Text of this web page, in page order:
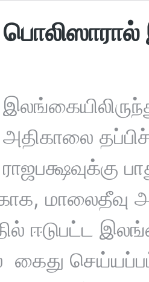
அதிகாலை
ராஜபக்ஷவுக்கு
மாலைதீவு
ஈடுபட்ட
கைது